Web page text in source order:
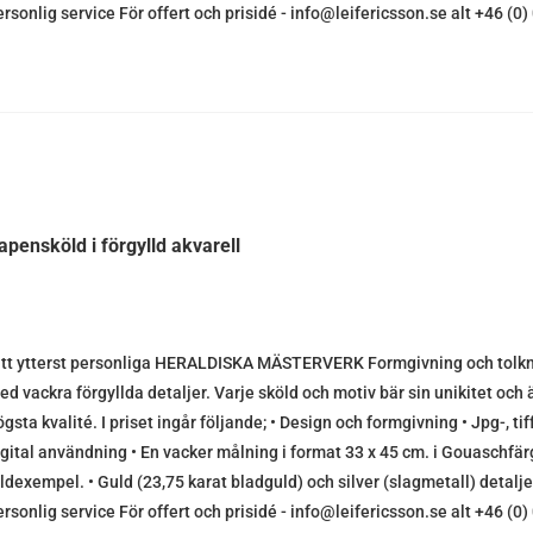
service För offert och prisidé - info@leifericsson.se alt +46
i förgylld akvarell
ytterst personliga HERALDISKA MÄSTERVERK Formgivning och
vackra förgyllda detaljer. Varje sköld och motiv bär sin unikitet och
kvalité. I priset ingår följande; • Design och formgivning • Jpg-,
användning • En vacker målning i format 33 x 45 cm. i
• Guld (23,75 karat bladguld) och silver (slagmetall)
service För offert och prisidé - info@leifericsson.se alt +46